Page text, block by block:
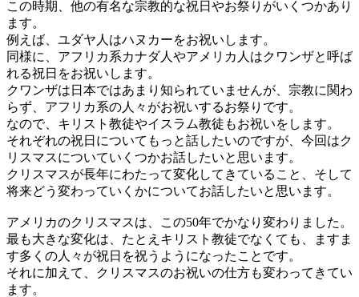
この時期、他の有名な宗教的な祝日やお祭りがいくつかあり
ます。
例えば、ユダヤ人はハヌカーをお祝いします。
同様に、アフリカ系カナダ人やアメリカ人はクワンザと呼ば
れる祝日をお祝いします。
クワンザは日本ではあまり知られていませんが、宗教に関わ
らず、アフリカ系の人々がお祝いするお祭りです。
なので、キリスト教徒やイスラム教徒もお祝いをします。
それぞれの祝日についてもっと話したいのですが、今回はク
リスマスについていくつかお話したいと思います。
クリスマスが長年にわたって変化してきていること、そして
将来どう変わっていくかについてお話したいと思います。
アメリカのクリスマスは、この50年でかなり変わりました。
最も大きな変化は、たとえキリスト教徒でなくても、ますま
す多くの人々が祝日を祝うようになったことです。
それに加えて、クリスマスのお祝いの仕方も変わってきてい
ます。